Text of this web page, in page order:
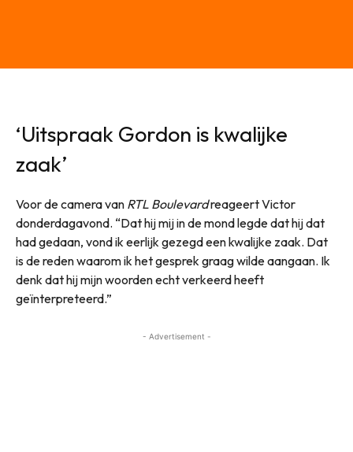
‘Uitspraak Gordon is kwalijke
zaak’
Voor de camera van RTL Boulevardreageert Victor
donderdagavond. “Dat hij mij in de mond legde dat hij dat
had gedaan, vond ik eerlijk gezegd een kwalijke zaak. Dat
is de reden waarom ik het gesprek graag wilde aangaan. Ik
denk dat hij mijn woorden echt verkeerd heeft
geïnterpreteerd.”
- Advertisement -